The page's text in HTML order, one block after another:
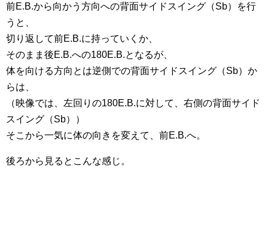
前E.B.から向かう方向への背面サイドスイング（Sb）を行
うと、
切り返して前E.B.に持っていくか、
そのまま後E.B.への180E.B.となるが、
体を向ける方向とは逆側での背面サイドスイング（Sb）か
らは、
（映像では、左回りの180E.B.に対して、右側の背面サイド
スイング（Sb））
そこから一気に体の向きを変えて、前E.B.へ。
後ろから見るとこんな感じ。